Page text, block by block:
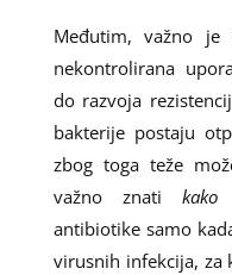
Međutim, važno je
nekontrolirana
do razvoja
bakterije postaju
zbog toga teže
važno znati
antibiotike samo
virusnih infekcija, za